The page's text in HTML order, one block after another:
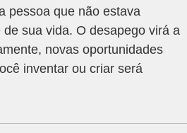
pessoa que não estava
sua vida. O desapego virá a
novas oportunidades
inventar ou criar será